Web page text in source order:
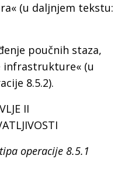
(u daljnjem tekstu:
poučnih staza,
infrastrukture« (u
8.5.2).
II
operacije 8.5.1